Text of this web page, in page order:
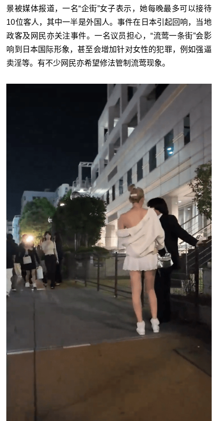
景被媒体报道，一名“企街”女子表示，她每晚最多可以接待
10位客人，其中一半是外国人。事件在日本引起回响，当地
政客及网民亦关注事件。一名议员担心，“流莺一条街”会影
响到日本国际形象，甚至会增加针对女性的犯罪，例如强逼
卖淫等。有不少网民亦希望修法管制流莺现象。